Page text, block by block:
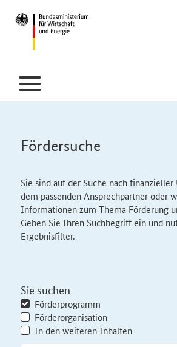
Fördersuche
Sie sind auf der Suche nach
dem passenden Ansprechpartner oder
Informationen zum Thema Förderung
Geben Sie Ihren Suchbegriff ein und
Ergebnisfilter.
Sie suchen
Förderprogramm
Förderorganisation
In den weiteren Inhalten